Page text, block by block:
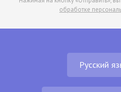
обработке
Русский